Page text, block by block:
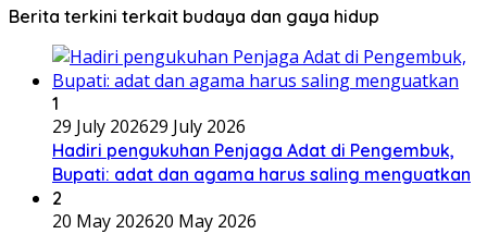
Berita terkini terkait budaya dan gaya hidup
1
29 July 202629 July 2026
Hadiri pengukuhan Penjaga Adat di Pengembuk,
Bupati: adat dan agama harus saling menguatkan
2
20 May 202620 May 2026